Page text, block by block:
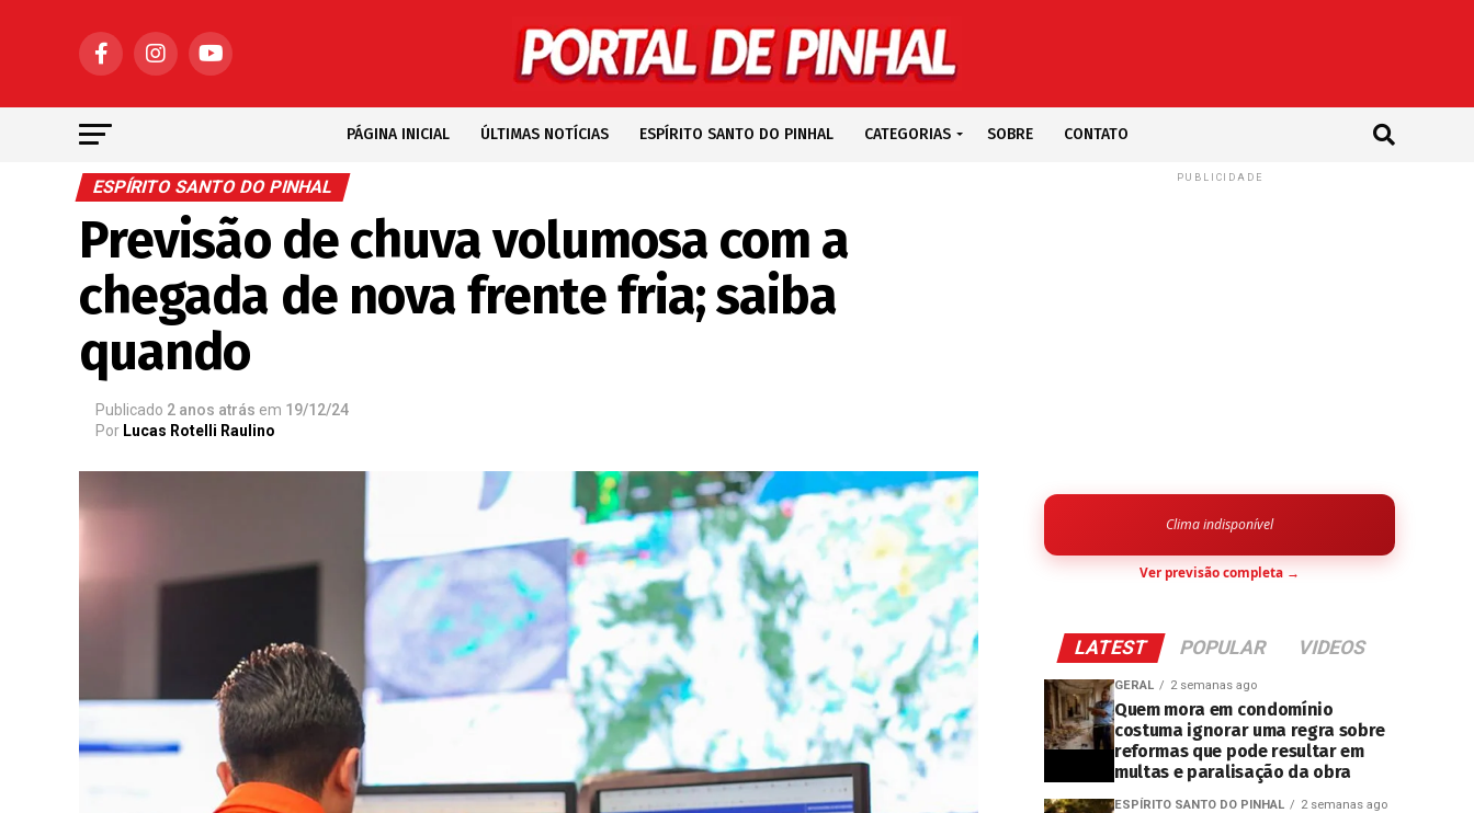
PÁGINA INICIAL ÚLTIMAS NOTÍCIAS ESPÍRITO SANTO DO PINHAL CATEGORIAS SOBRE CONTATO
ESPÍRITO SANTO DO PINHAL
Previsão de chuva volumosa com a
chegada de nova frente fria; saiba
quando
Publicado 2 anos atrás em 19/12/24
Por Lucas Rotelli Raulino
PUBLICIDADE
Clima indisponível
Ver previsão completa →
LATEST POPULAR VIDEOS
GERAL 2 semanas ago
Quem mora em condomínio
costuma ignorar uma regra sobre
reformas que pode resultar em
multas e paralisação da obra
ESPÍRITO SANTO DO PINHAL 2 semanas ago